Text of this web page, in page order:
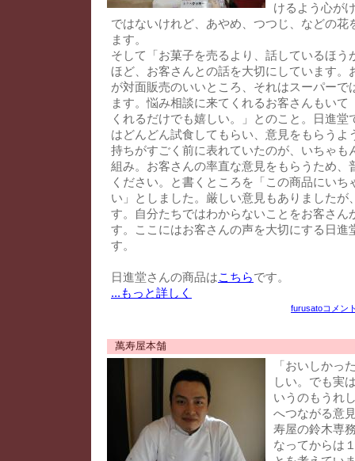
けるよう心が
ではないけれど、あやめ、つつじ、などの花
ます。
そして「お菓子を売るより、話しているほう
ほど、お客さんとの話を大切にしています。
が対面販売のいいところ、それはスーパーで
ます。悩み相談に来てくれるお客さんもいて
くれるだけでも嬉しい。」とのこと。日進堂
はどんどん試食してもらい、意見をもらうよ
持ちがすごく前に表れていたのが、いちゃも
組み。お客さんの率直な意見をもらうため、
ください。と書くところを「この商品にいち
い」としました。厳しい意見もありましたが
す。自分たちではわからないことをお客さん
す。ここにはお客さんの声を大切にする日進
す。
日進堂さんの商品はこちらです。
...もっと詳しく
furusatoコメン
萬寿屋本舗
「おいしかっ
しい。でも実
いうのもうれ
へつながる意
寿屋の鈴木専
なってからは